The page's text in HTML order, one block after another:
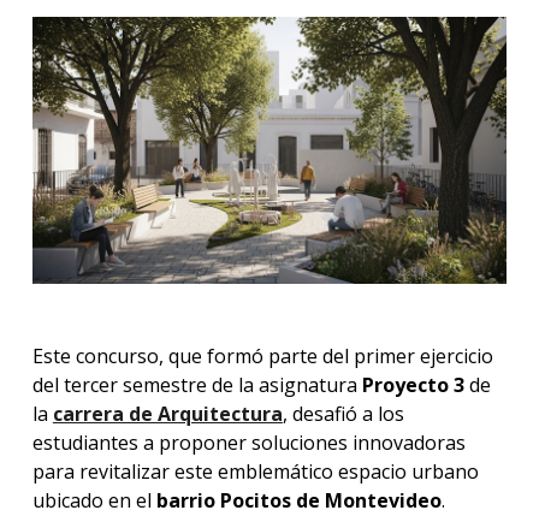
y
La
en
los
Este concurso, que formó parte del primer ejercicio
del tercer semestre de la asignatura Proyecto 3de
la carrera de Arquitectura, desafió a los
estudiantes a proponer soluciones innovadoras
para revitalizar este emblemático espacio urbano
ubicado en el barrio Pocitos de Montevideo.